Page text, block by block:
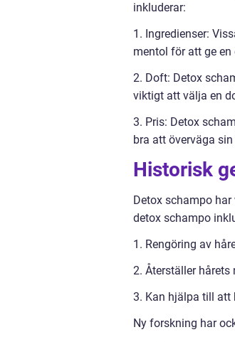
inkluderar:
1. Ingredienser:
mentol för att ge en
2. Doft: Detox
viktigt att välja en
3. Pris: Detox
bra att överväga
Historisk
Detox schampo
detox schampo
1. Rengöring av
2. Återställer
3. Kan hjälpa till att
Ny forskning har